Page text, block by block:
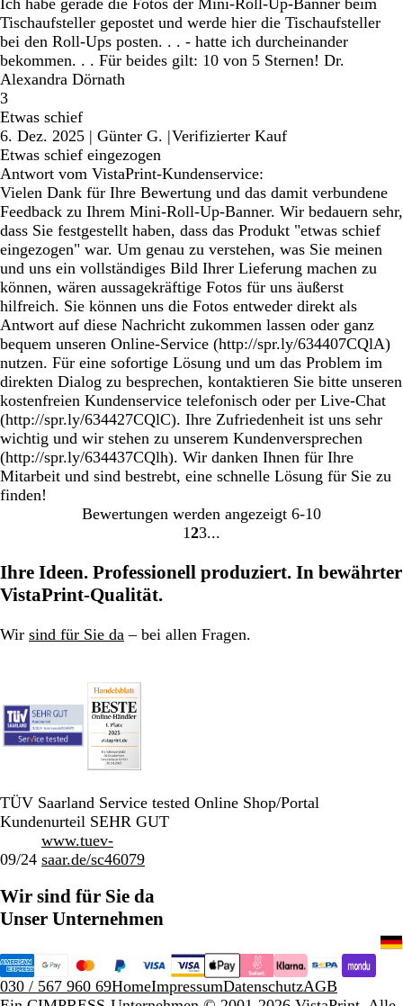
Ich habe gerade die Fotos der Mini-Roll-Up-Banner beim
Tischaufsteller gepostet und werde hier die Tischaufsteller
bei den Roll-Ups posten. . . - hatte ich durcheinander
bekommen. . . Für beides gilt: 10 von 5 Sternen! Dr.
Alexandra Dörnath
3
Etwas schief
6. Dez. 2025 | Günter G. |Verifizierter Kauf
Etwas schief eingezogen
Antwort vom VistaPrint-Kundenservice:
Vielen Dank für Ihre Bewertung und das damit verbundene
Feedback zu Ihrem Mini-Roll-Up-Banner. Wir bedauern sehr,
dass Sie festgestellt haben, dass das Produkt "etwas schief
eingezogen" war. Um genau zu verstehen, was Sie meinen
und uns ein vollständiges Bild Ihrer Lieferung machen zu
können, wären aussagekräftige Fotos für uns äußerst
hilfreich. Sie können uns die Fotos entweder direkt als
Antwort auf diese Nachricht zukommen lassen oder ganz
bequem unseren Online-Service (http://spr.ly/634407CQlA)
nutzen. Für eine sofortige Lösung und um das Problem im
direkten Dialog zu besprechen, kontaktieren Sie bitte unseren
kostenfreien Kundenservice telefonisch oder per Live-Chat
(http://spr.ly/634427CQlC). Ihre Zufriedenheit ist uns sehr
wichtig und wir stehen zu unserem Kundenversprechen
(http://spr.ly/634437CQlh). Wir danken Ihnen für Ihre
Mitarbeit und sind bestrebt, eine schnelle Lösung für Sie zu
finden!
Bewertungen werden angezeigt 6-10
Gehe
Seite
1 Gehe
Seite
2Gehe
Seite
3
Ihre Ideen. Professionell produziert. In bewährter
VistaPrint-Qualität.
Wir sind für Sie da – bei allen Fragen.
TÜV Saarland Service tested Online Shop/Portal
Kundenurteil SEHR GUT
09/24
www.tuev-
saar.de/sc46079
Wir sind für Sie da
Unser Unternehmen
030 / 567 960 69HomeImpressumDatenschutzAGB